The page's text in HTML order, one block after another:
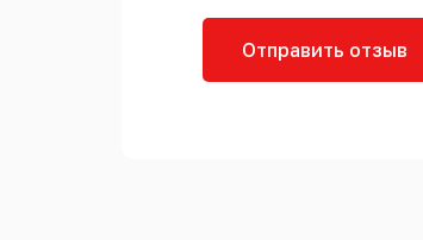
Отправить отзыв